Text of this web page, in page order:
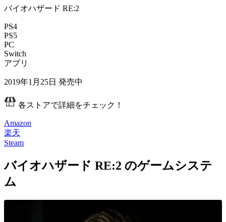
バイオハザード RE:2
PS4
PS5
PC
Switch
アプリ
2019年1月25日 発売中
各ストアで詳細をチェック！
Amazon
楽天
Steam
バイオハザード RE:2 のゲームシステ
ム